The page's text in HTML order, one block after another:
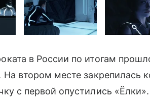
в России по итогам
На втором месте закрепилась
с первой опустились «Ёлки».